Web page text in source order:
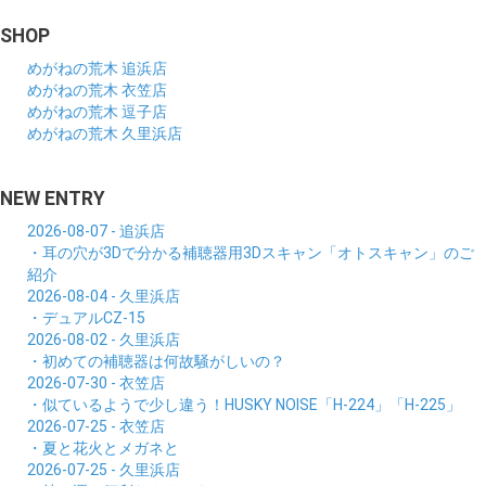
SHOP
めがねの荒木 追浜店
めがねの荒木 衣笠店
めがねの荒木 逗子店
めがねの荒木 久里浜店
NEW ENTRY
2026-08-07 - 追浜店
・耳の穴が3Dで分かる補聴器用3Dスキャン「オトスキャン」のご
紹介
2026-08-04 - 久里浜店
・デュアルCZ-15
2026-08-02 - 久里浜店
・初めての補聴器は何故騒がしいの？
2026-07-30 - 衣笠店
・似ているようで少し違う！HUSKY NOISE「H-224」「H-225」
2026-07-25 - 衣笠店
・夏と花火とメガネと
2026-07-25 - 久里浜店